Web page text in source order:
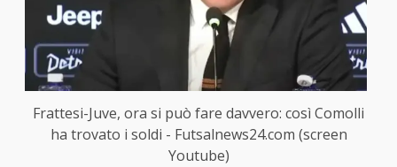
Frattesi-Juve, ora si può fare davvero: così Comolli
ha trovato i soldi - Futsalnews24.com (screen
Youtube)